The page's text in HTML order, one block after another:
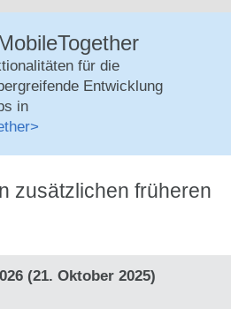
für die
Entwicklung
in
zusätzlichen früheren
(21. Oktober 2025)